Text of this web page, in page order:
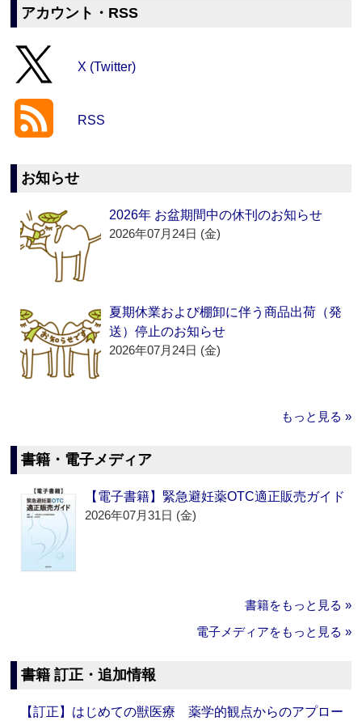
アカウント・RSS
X (Twitter)
RSS
お知らせ
2026年 お盆期間中の休刊のお知らせ
2026年07月24日 (金)
夏期休業および棚卸に伴う商品出荷（発
送）停止のお知らせ
2026年07月24日 (金)
もっと見る »
書籍・電子メディア
【電子書籍】緊急避妊薬OTC適正販売ガイド
2026年07月31日 (金)
書籍をもっと見る »
電子メディアをもっと見る »
書籍 訂正・追加情報
【訂正】はじめての獣医療 薬学的観点からのアプロー